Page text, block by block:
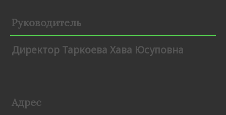
Руководитель
Директор Таркоева Хава Юсуповна
Адрес